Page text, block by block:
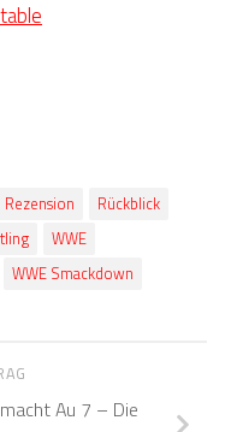
Rezension
Rückblick
WWE
WWE Smackdown
Au 7 – Die